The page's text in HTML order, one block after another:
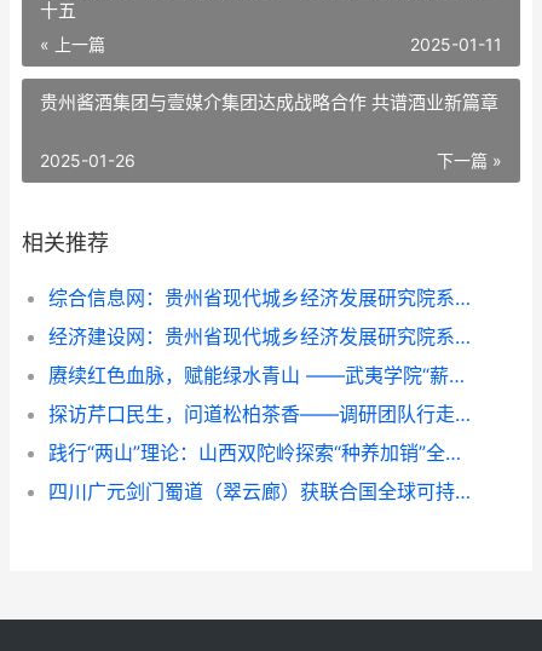
十五
« 上一篇 2025-01-11
贵州酱酒集团与壹媒介集团达成战略合作 共谱酒业新篇章
下一篇 »
2025-01-26
相关推荐
综合信息网：贵州省现代城乡经济发展研究院系列报道之一
经济建设网：贵州省现代城乡经济发展研究院系列报道之一
赓续红色血脉，赋能绿水青山 ——武夷学院“薪火青绿”实践团队深入金坑乡调研红绿融合发展
探访芹口民生，问道松柏茶香——调研团队行走环带看振兴
践行“两山”理论：山西双陀岭探索“种养加销”全链模式，助力乡村振兴
四川广元剑门蜀道（翠云廊）获联合国全球可持续“地球家园”范例奖